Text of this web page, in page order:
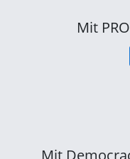
Mit
Mit